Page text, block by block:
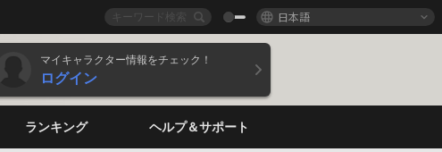
日本語
マイキャラクター情報をチェック！
ログイン
ランキング ヘルプ＆サポート